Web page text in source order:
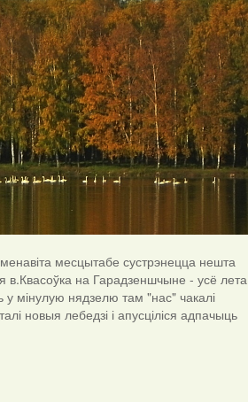
месцытабе сустрэнецца нешта
в.Квасоўка на Гарадзеншчыне - усё лета
у мінулую нядзелю там "нас" чакалі
новыя лебедзі і апусціліся адпачыць